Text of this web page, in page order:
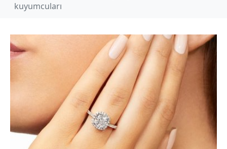
kuyumcuları